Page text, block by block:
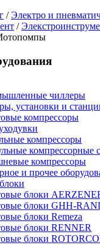
/Электро и
/
чиллеры
установки и
компрессоры
компрессоры
компрессорные
компрессоры
и прочее
блоки
блоки GHH-
блоки Remeza
блоки RENNER
блоки